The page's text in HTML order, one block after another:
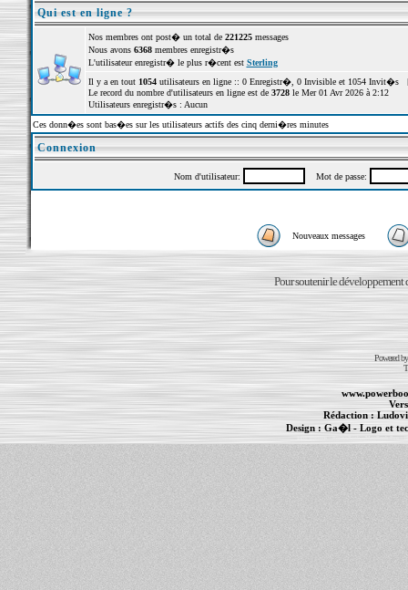
Qui est en ligne ?
Nos membres ont post� un total de 221225messages
Nous avons 6368membres enregistr�s
L'utilisateur enregistr� le plus r�cent est Sterling
Il y a en tout 1054utilisateurs en ligne :: 0 Enregistr�, 0 Invisible et 1054 Invit�s
Le record du nombre d'utilisateurs en ligne est de 3728le Mer 01 Avr 2026 à 2:12
Utilisateurs enregistr�s : Aucun
Ces donn�es sont bas�es sur les utilisateurs actifs des cinq derni�res minutes
Connexion
Nom d'utilisateur: Mot de passe:
Nouveaux messages
Pour soutenir le développement
Powered
Rédaction :
Design : Ga�l- Logo et